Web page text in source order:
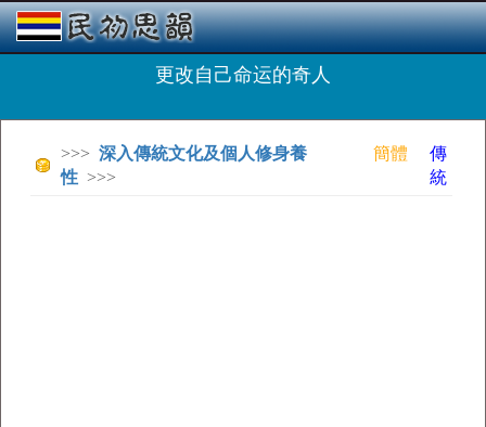
更改自己命运的奇人
>>> 深入傳統文化及個人修身養
性 >>>
簡體
傳
統